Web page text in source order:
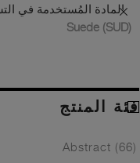
المادة المُستخدمة في
Suede (SUD)
فئة المنتج
Abstract (66)